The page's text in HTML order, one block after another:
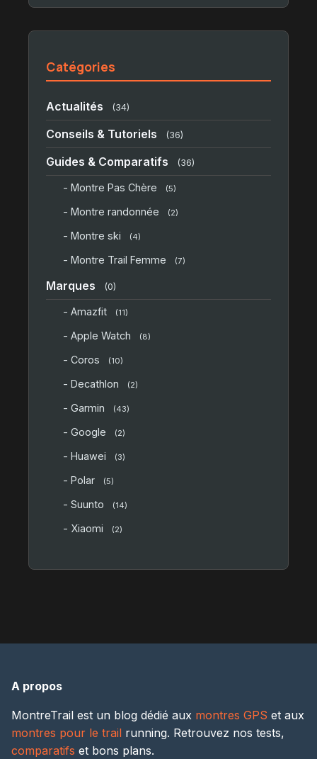
Catégories
Actualités (34)
Conseils & Tutoriels (36)
Guides & Comparatifs (36)
- Montre Pas Chère (5)
- Montre randonnée (2)
- Montre ski (4)
- Montre Trail Femme (7)
Marques (0)
- Amazfit (11)
- Apple Watch (8)
- Coros (10)
- Decathlon (2)
- Garmin (43)
- Google (2)
- Huawei (3)
- Polar (5)
- Suunto (14)
- Xiaomi (2)
A propos
MontreTrail est un blog dédié aux montres GPS et aux
montres pour le trail running. Retrouvez nos tests,
comparatifs et bons plans.